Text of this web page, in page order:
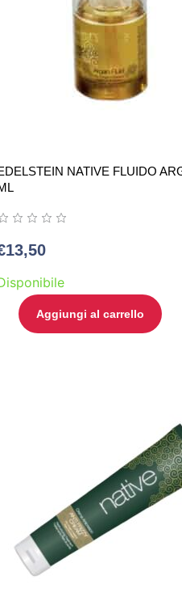
NATIVE FLUIDO
13,50
Aggiungi al carrello